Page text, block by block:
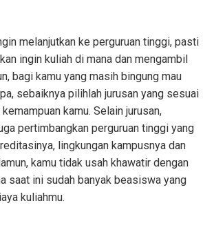
melanjutkan ke perguruan tinggi, pasti
ingin kuliah di mana dan mengambil
bagi kamu yang masih bingung mau
sebaiknya pilihlah jurusan yang sesuai
kamu. Selain jurusan,
pertimbangkan perguruan tinggi yang
lingkungan kampusnya dan
kamu tidak usah khawatir dengan
saat ini sudah banyak beasiswa yang
kuliahmu.